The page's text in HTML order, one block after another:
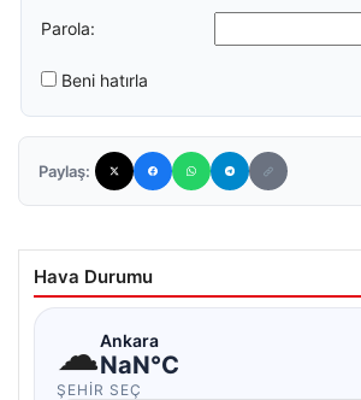
Parola:
Beni hatırla
Paylaş:
Hava Durumu
☁Ankara
NaN°C
ŞEHIR SEÇ